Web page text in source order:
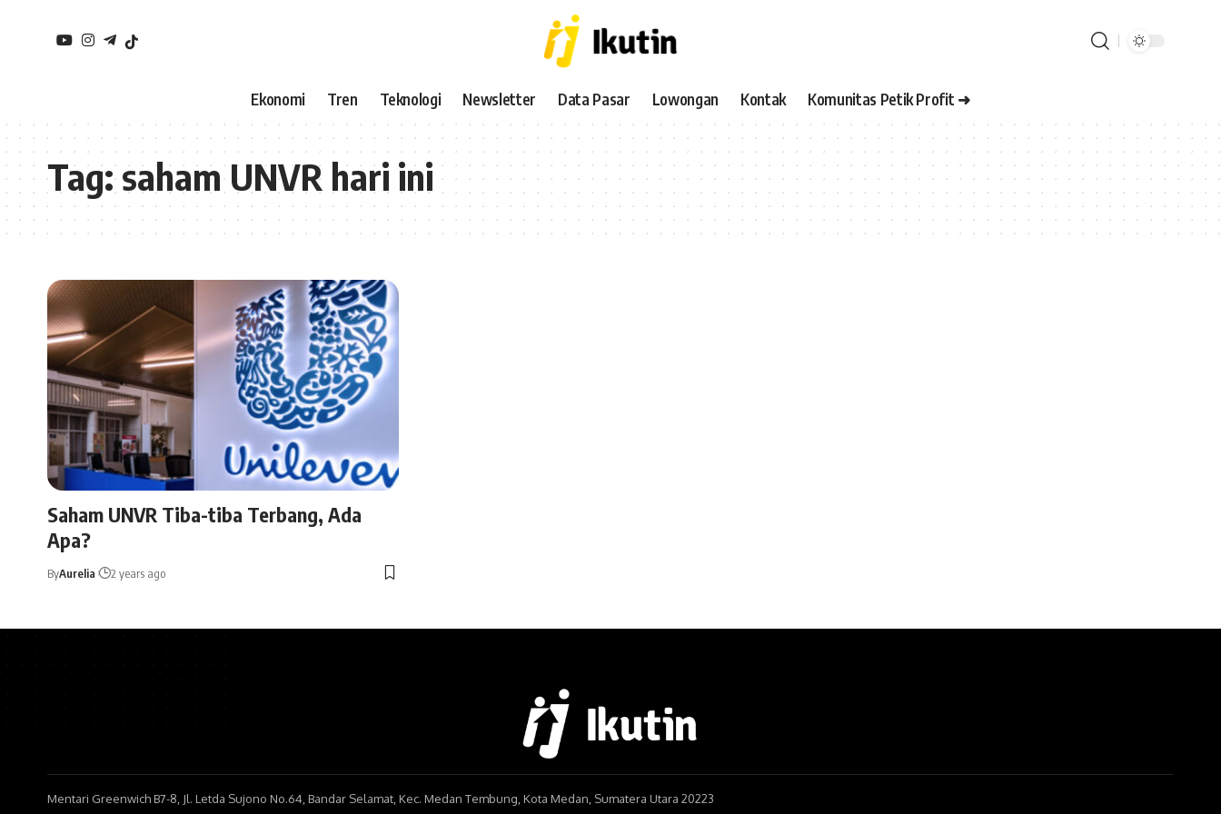
Ekonomi Tren Teknologi Newsletter Data Pasar Lowongan Kontak Komunitas Petik Profit ➜
Tag:saham UNVR hari ini
Saham UNVR Tiba-tiba Terbang, Ada
Apa?
ByAurelia 2 years ago
Mentari Greenwich B7-8, Jl. Letda Sujono No.64, Bandar Selamat, Kec. Medan Tembung, Kota Medan, Sumatera Utara 20223